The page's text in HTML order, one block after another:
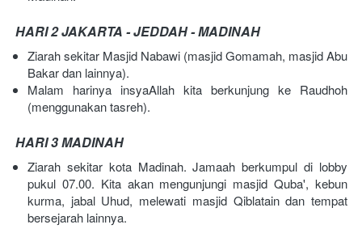
HARI 2 JAKARTA - JEDDAH - MADINAH
Ziarah sekitar Masjid Nabawi (masjid Gomamah, masjid Abu
Bakar dan lainnya).
Malam harinya insyaAllah kita berkunjung ke Raudhoh
(menggunakan tasreh).
HARI 3 MADINAH
Ziarah sekitar kota Madinah. Jamaah berkumpul di lobby
pukul 07.00. Kita akan mengunjungi masjid Quba', kebun
kurma, jabal Uhud, melewati masjid Qiblatain dan tempat
bersejarah lainnya.